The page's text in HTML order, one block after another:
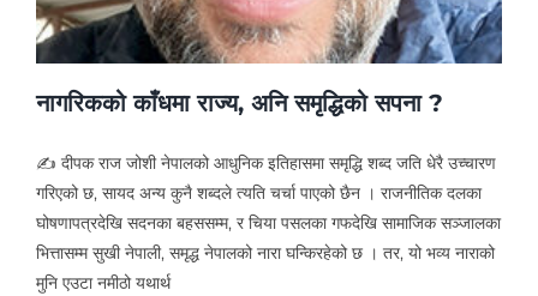
नागरिकको काँधमा राज्य, अनि समृद्धिको सपना ?
✍ दीपक राज जोशी नेपालको आधुनिक इतिहासमा समृद्धि शब्द जति धेरै उच्चारण
गरिएको छ, सायद अन्य कुनै शब्दले त्यति चर्चा पाएको छैन । राजनीतिक दलका
घोषणापत्रदेखि सदनका बहससम्म, र चिया पसलका गफदेखि सामाजिक सञ्जालका
भित्तासम्म सुखी नेपाली, समृद्ध नेपालको नारा घन्किरहेको छ । तर, यो भव्य नाराको
मुनि एउटा नमीठो यथार्थ